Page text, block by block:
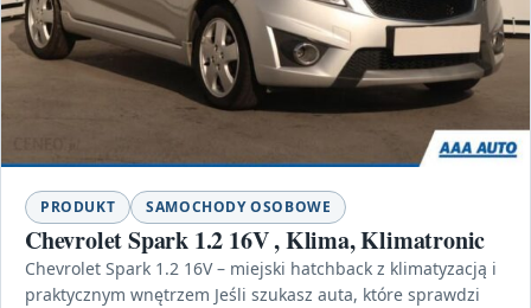
PRODUKT SAMOCHODY OSOBOWE
Chevrolet Spark 1.2 16V , Klima, Klimatronic
Chevrolet Spark 1.2 16V – miejski hatchback z klimatyzacją i
praktycznym wnętrzem Jeśli szukasz auta, które sprawdzi